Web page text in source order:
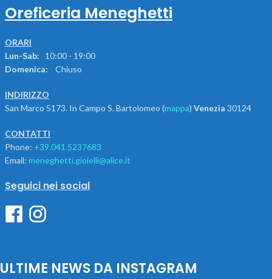
Oreficeria Meneghetti
ORARI
Lun-Sab: 10:00 - 19:00
Domenica:
Chiuso
INDIRIZZO
San Marco 5173. In Campo S. Bartolomeo (mappa) Venezia 30124
CONTATTI
Phone: +39.041.5237683
Email: meneghetti.gioielli@alice.it
Seguici nei social
ULTIME NEWS DA INSTAGRAM